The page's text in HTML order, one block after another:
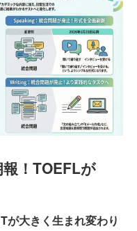
！TOEFLが
が大きく生まれ変わり